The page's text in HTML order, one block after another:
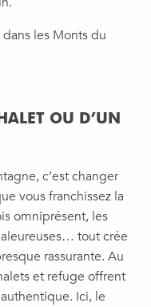
dans les Monts du
OU D’UN
c’est changer
vous franchissez la
omniprésent, les
tout crée
rassurante. Au
et refuge offrent
Ici, le